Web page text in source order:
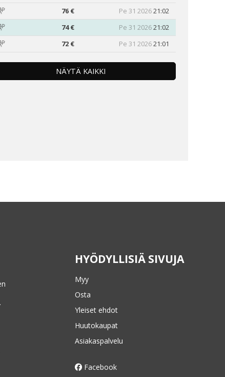
76 € Pe 31 202621:02
74 € Pe 31 202621:02
72 € Pe 31 202621:01
NÄYTÄ KAIKKI
HYÖDYLLISIÄ SIVUJA
Myy
Osta
Yleiset ehdot
Huutokaupat
Asiakaspalvelu
Facebook